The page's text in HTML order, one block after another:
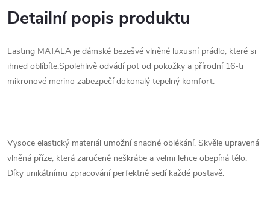
Detailní popis produktu
Lasting MATALA je dámské bezešvé vlněné luxusní prádlo, které si
ihned oblíbíte.Spolehlivě odvádí pot od pokožky a přírodní 16-ti
mikronové merino zabezpečí dokonalý tepelný komfort.
Vysoce elastický materiál umožní snadné oblékání. Skvěle upravená
vlněná příze, která zaručeně neškrábe a velmi lehce obepíná tělo.
Díky unikátnímu zpracování perfektně sedí každé postavě.